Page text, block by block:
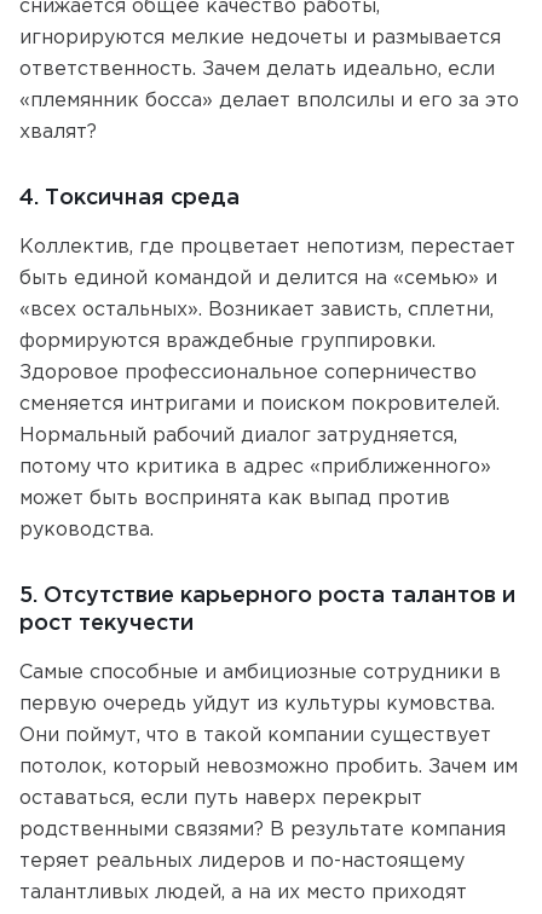
снижается общее качество работы,
игнорируются мелкие недочеты и размывается
ответственность. Зачем делать идеально, если
«племянник босса» делает вполсилы и его за это
хвалят?
4. Токсичная среда
Коллектив, где процветает непотизм, перестает
быть единой командой и делится на «семью» и
«всех остальных». Возникает зависть, сплетни,
формируются враждебные группировки.
Здоровое профессиональное соперничество
сменяется интригами и поиском покровителей.
Нормальный рабочий диалог затрудняется,
потому что критика в адрес «приближенного»
может быть воспринята как выпад против
руководства.
5. Отсутствие карьерного роста талантов и
рост текучести
Самые способные и амбициозные сотрудники в
первую очередь уйдут из культуры кумовства.
Они поймут, что в такой компании существует
потолок, который невозможно пробить. Зачем им
оставаться, если путь наверх перекрыт
родственными связями? В результате компания
теряет реальных лидеров и по-настоящему
талантливых людей, а на их место приходят